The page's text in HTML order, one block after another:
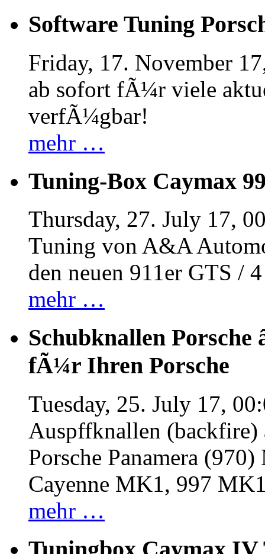
Software Tuning
Friday, 17. November
ab sofort fÃ¼r viele
verfÃ¼gbar!
mehr …
Tuning-Box Caymax
Thursday, 27. July 17,
Tuning von A&A
den neuen 911er GTS /
mehr …
Schubknallen Porsche
fÃ¼r Ihren Porsche
Tuesday, 25. July 17,
Auspffknallen
Porsche Panamera
Cayenne MK1, 997
mehr …